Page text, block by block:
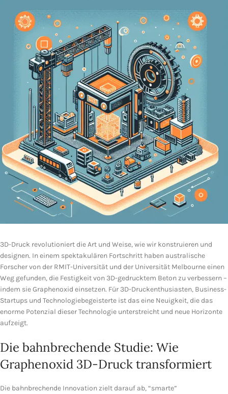
3D-Druck revolutioniert die Art und Weise, wie wir konstruieren und
designen. In einem spektakulären Fortschritt haben australische
Forscher von der RMIT-Universität und der Universität Melbourne einen
Weg gefunden, die Festigkeit von 3D-gedrucktem Beton zu verbessern –
indem sie Graphenoxid einsetzen. Für 3D-Druckenthusiasten, Business-
Startups und Technologiebegeisterte ist das eine Neuigkeit, die das
enorme Potenzial dieser Technologie unterstreicht und neue Horizonte
aufzeigt.
Die bahnbrechende Studie: Wie
Graphenoxid 3D-Druck transformiert
Die bahnbrechende Innovation zielt darauf ab, “smarte”